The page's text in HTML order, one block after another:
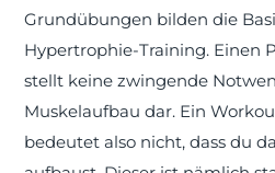
Grundübungen bilden die
Hypertrophie-Training. Einen
stellt keine zwingende
Muskelaufbau dar. Ein
bedeutet also nicht, dass du